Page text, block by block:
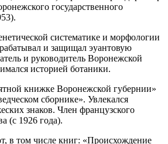
государственного
систематике и морфологии
и защищал эуантовую
и руководитель Воронежской
историей ботаники.
книжке Воронежской губернии»
сборнике». Увлекался
знаков. Член французского
(с 1926 года).
в том числе книг: «Происхождение